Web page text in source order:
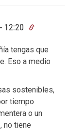
12:20
tengas que
Eso a medio
sostenibles,
tiempo
o un
no tiene